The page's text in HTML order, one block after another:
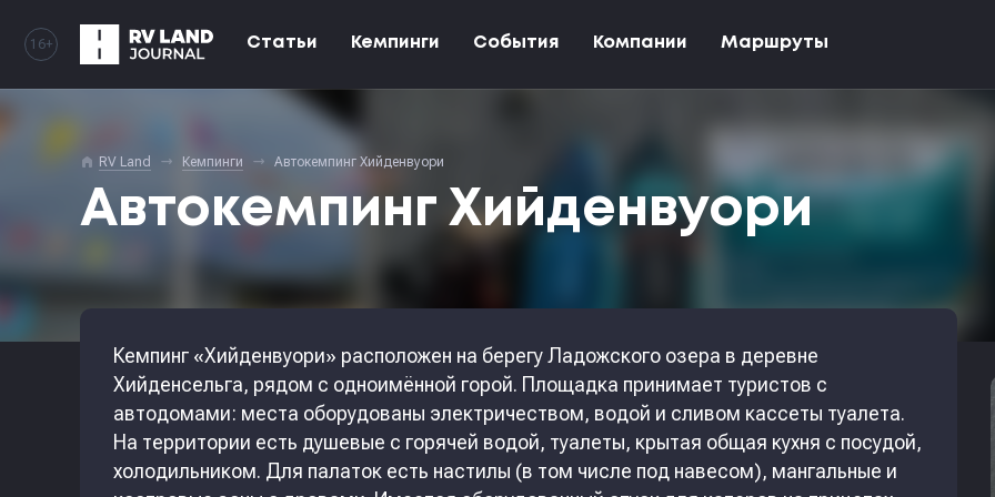
Статьи Кемпинги События Компании Маршруты
16+
home RV Land Кемпинги Автокемпинг Хийденвуори
Автокемпинг Хийденвуори
Кемпинг «Хийденвуори» расположен на берегу Ладожского озера в деревне
Хийденсельга, рядом с одноимённой горой. Площадка принимает туристов с
автодомами: места оборудованы электричеством, водой и сливом кассеты туалета.
На территории есть душевые с горячей водой, туалеты, крытая общая кухня с посудой,
холодильником. Для палаток есть настилы (в том числе под навесом), мангальные и